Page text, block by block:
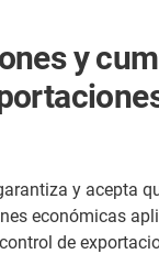
y
y acepta
económicas
de